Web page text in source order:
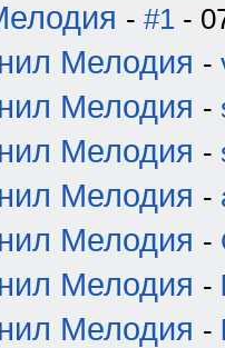
- #1 -
Мелодия -
Мелодия -
Мелодия -
Мелодия -
Мелодия -
Мелодия -
Мелодия -